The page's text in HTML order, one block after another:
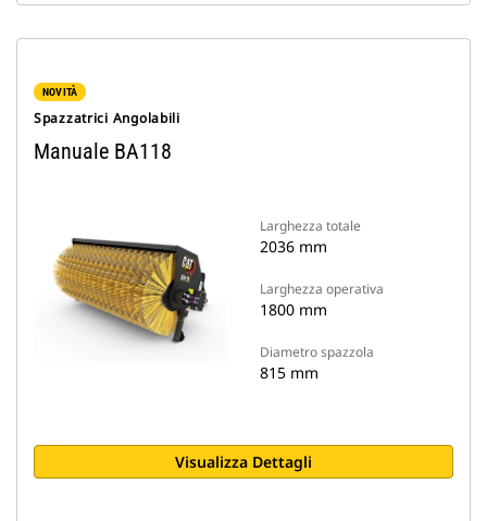
NOVITÀ
Spazzatrici Angolabili
Manuale BA118
Larghezza totale
2036 mm
Larghezza operativa
1800 mm
Diametro spazzola
815 mm
Visualizza Dettagli